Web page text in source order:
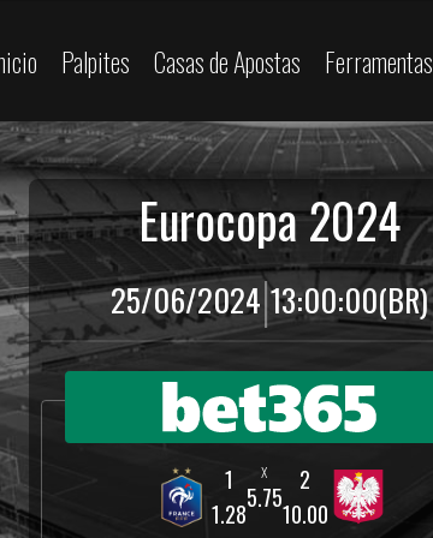
Palpites Casas de Apostas Ferramentas
Eurocopa 2024
25/06/2024|13:00:00(BR)
1.28
5.75
10.00